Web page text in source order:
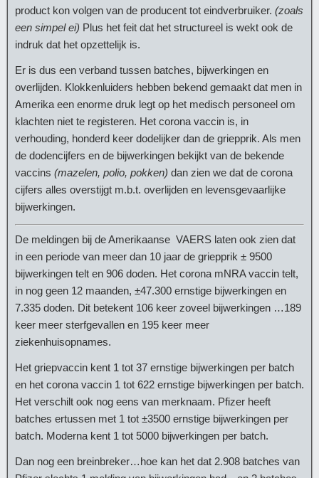
product kon volgen van de producent tot eindverbruiker. (zoals
een simpel ei) Plus het feit dat het structureel is wekt ook de
indruk dat het opzettelijk is.
Er is dus een verband tussen batches, bijwerkingen en
overlijden. Klokkenluiders hebben bekend gemaakt dat men in
Amerika een enorme druk legt op het medisch personeel om
klachten niet te registeren. Het corona vaccin is, in
verhouding, honderd keer dodelijker dan de griepprik. Als men
de dodencijfers en de bijwerkingen bekijkt van de bekende
vaccins (mazelen, polio, pokken) dan zien we dat de corona
cijfers alles overstijgt m.b.t. overlijden en levensgevaarlijke
bijwerkingen.
De meldingen bij de Amerikaanse VAERS laten ook zien dat
in een periode van meer dan 10 jaar de griepprik ± 9500
bijwerkingen telt en 906 doden. Het corona mNRA vaccin telt,
in nog geen 12 maanden, ±47.300 ernstige bijwerkingen en
7.335 doden. Dit betekent 106 keer zoveel bijwerkingen …189
keer meer sterfgevallen en 195 keer meer
ziekenhuisopnames.
Het griepvaccin kent 1 tot 37 ernstige bijwerkingen per batch
en het corona vaccin 1 tot 622 ernstige bijwerkingen per batch.
Het verschilt ook nog eens van merknaam. Pfizer heeft
batches ertussen met 1 tot ±3500 ernstige bijwerkingen per
batch. Moderna kent 1 tot 5000 bijwerkingen per batch.
Dan nog een breinbreker…hoe kan het dat 2.908 batches van